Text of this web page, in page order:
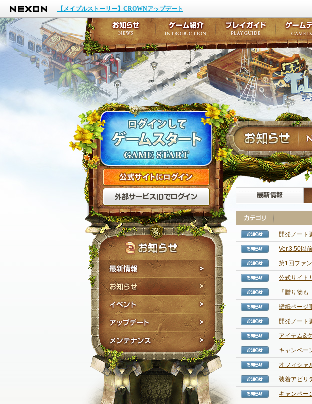
NEXON
【メイプルストーリー】CROWNアップデート
公式サイトにログイン
外部サービスIDでログイン
最新情報
お知らせ
イベント
アップデート
メンテナンス
【お知らせ】
開発ノート
【お知らせ】
Ver.3.50以
【お知らせ】
第1回ファ
【お知らせ】
公式サイト
【お知らせ】
「贈り物
【お知らせ】
壁紙ページ
【お知らせ】
開発ノート
【お知らせ】
アイテム&
【お知らせ】
キャンペー
【お知らせ】
オフィシ
【お知らせ】
装着アビリ
【お知らせ】
キャンペー
お知らせ
イベント
アップデート
メンテナンス
ゲーム紹介
ここだけは知っておこう
プレイ
ワー